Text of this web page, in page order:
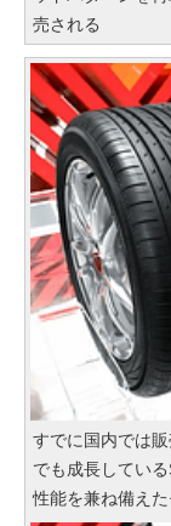
売される
すでに国内では
でも成長してい
性能を兼ね備え